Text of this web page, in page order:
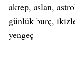
akrep, aslan,
günlük burç,
yengeç